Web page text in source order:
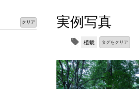
クリア 実例写真
植栽 タグをクリア